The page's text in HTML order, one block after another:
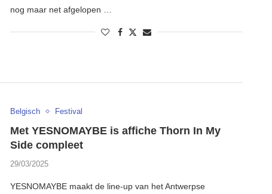
nog maar net afgelopen …
Belgisch Festival
Met YESNOMAYBE is affiche Thorn In My
Side compleet
29/03/2025
YESNOMAYBE maakt de line-up van het Antwerpse